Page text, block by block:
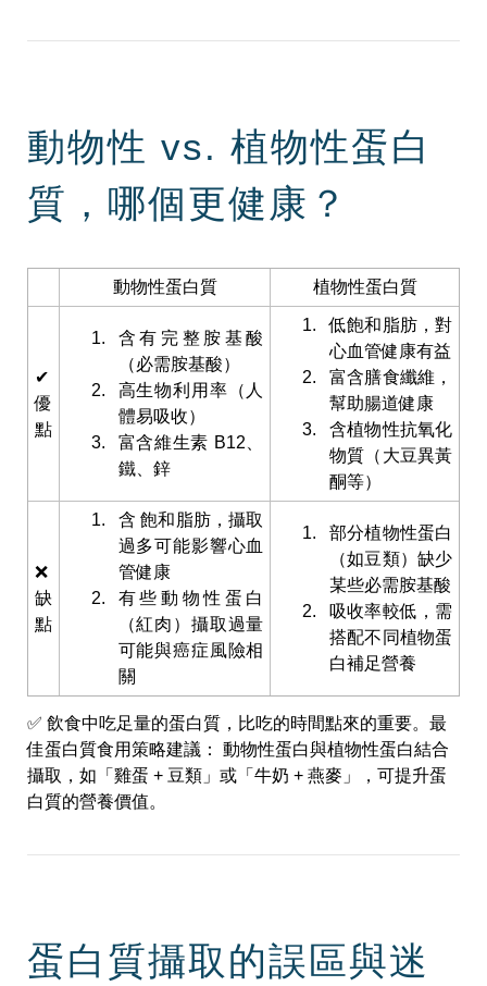
動物性 vs. 植物性蛋白
質，哪個更健康？
動物性蛋白質 植物性蛋白質
✔
優
點
含有完整胺基酸
（必需胺基酸）
高生物利用率（人
體易吸收）
富含維生素 B12、
鐵、鋅
低飽和脂肪，對
心血管健康有益
富含膳食纖維，
幫助腸道健康
含植物性抗氧化
物質（大豆異黃
酮等）
❌
缺
點
含 飽和脂肪，攝取
過多可能影響心血
管健康
有些動物性蛋白
（紅肉）攝取過量
可能與癌症風險相
關
部分植物性蛋白
（如豆類）缺少
某些必需胺基酸
吸收率較低，需
搭配不同植物蛋
白補足營養
✅ 飲食中吃足量的蛋白質，比吃的時間點來的重要。 最
佳蛋白質食用策略建議： 動物性蛋白與植物性蛋白結合
攝取，如「雞蛋 + 豆類」或「牛奶 + 燕麥」，可提升蛋
白質的營養價值。
蛋白質攝取的誤區與迷